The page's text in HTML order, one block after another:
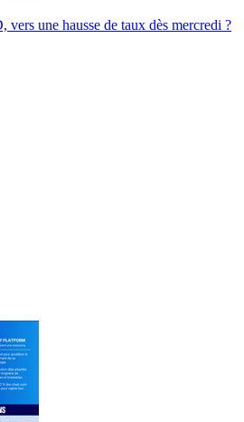
une hausse de taux dès mercredi ?